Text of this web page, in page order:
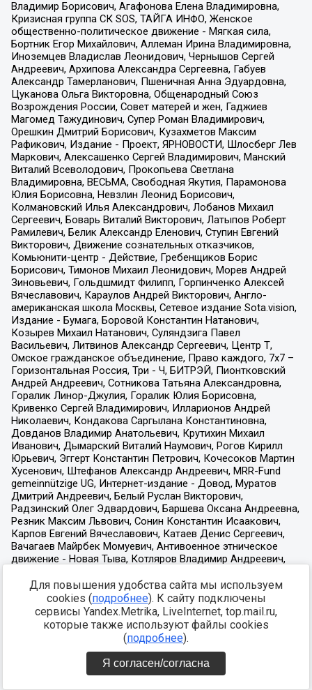
Для повышения удобства сайта мы используем
cookies (подробнее). К сайту подключены
сервисы Yandex.Metrika, LiveInternet, top.mail.ru,
которые также используют файлы cookies
(подробнее).
Я согласен/согласна